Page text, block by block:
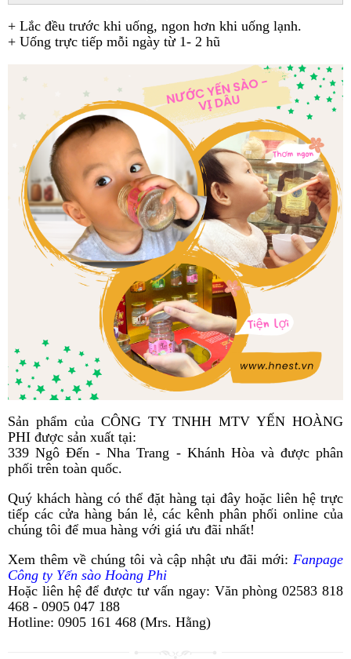
+ Lắc đều trước khi uống, ngon hơn khi uống lạnh.
+ Uống trực tiếp mỗi ngày từ 1- 2 hũ
Sản phẩm của CÔNG TY TNHH MTV YẾN HOÀNG
PHI được sản xuất tại:
339 Ngô Đến - Nha Trang - Khánh Hòa và được phân
phối trên toàn quốc.
Quý khách hàng có thể đặt hàng tại đây hoặc liên hệ trực
tiếp các cửa hàng bán lẻ, các kênh phân phối online của
chúng tôi để mua hàng với giá ưu đãi nhất!
Xem thêm về chúng tôi và cập nhật ưu đãi mới: Fanpage
Công ty Yến sào Hoàng Phi
Hoặc liên hệ để được tư vấn ngay: Văn phòng 02583 818
468 - 0905 047 188
Hotline: 0905 161 468 (Mrs. Hằng)